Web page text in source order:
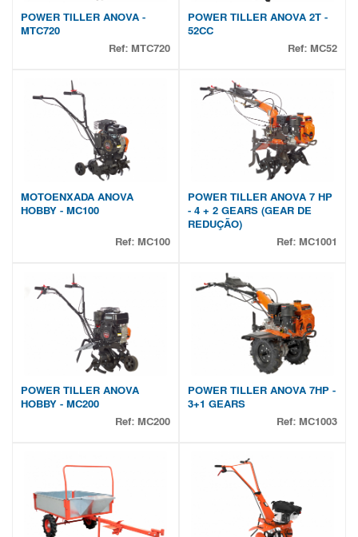
POWER TILLER ANOVA -
MTC720
Ref: MTC720
POWER TILLER ANOVA 2T -
52CC
Ref: MC52
MOTOENXADA ANOVA
HOBBY - MC100
Ref: MC100
POWER TILLER ANOVA 7 HP
- 4 + 2 GEARS (GEAR DE
REDUÇÃO)
Ref: MC1001
POWER TILLER ANOVA
HOBBY - MC200
Ref: MC200
POWER TILLER ANOVA 7HP -
3+1 GEARS
Ref: MC1003